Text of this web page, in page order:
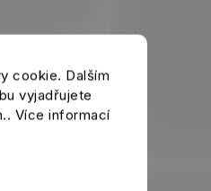
cookie. Dalším
vyjadřujete
Více informací